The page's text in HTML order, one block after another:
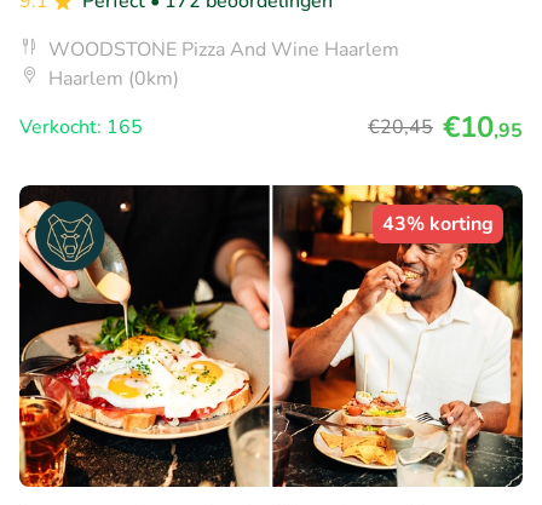
WOODSTONE Pizza And Wine Haarlem
Haarlem (0km)
Verkocht: 165
€20,45 €10,95
43% korting